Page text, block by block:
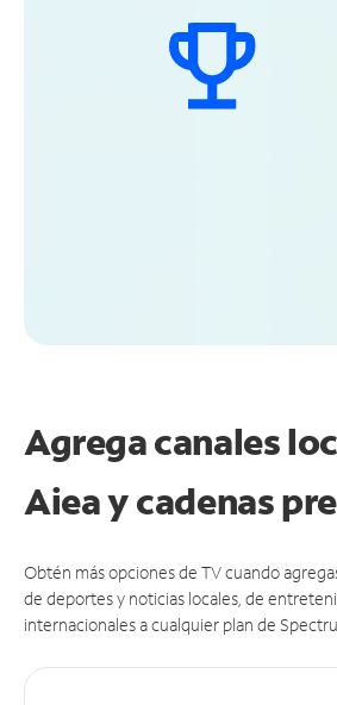
Agrega canales
Aiea y cadenas
Obtén más opciones de TV cuando
de deportes y noticias locales, de
internacionales a cualquier plan de